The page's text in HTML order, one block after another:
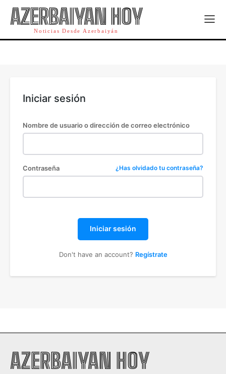
SOBRE NOSOTROS
CONTÁCTANOS
SOBRE NOSOTROS
CONTÁCTANOS
AZERBAIYAN HOY
Noticias Desde Azerbaiyán
Iniciar sesión
Nombre de usuario o dirección de correo electrónico
Contraseña ¿Has olvidado tu contraseña?
Iniciar sesión
Don't have an account? Regístrate
AZERBAIYAN HOY